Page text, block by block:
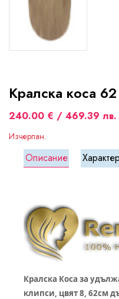
Кралска коса
240.00 € / 469.39 лв.
Изчерпан.
Описание
Кралска Коса за
клипси, цвят 8, 62см